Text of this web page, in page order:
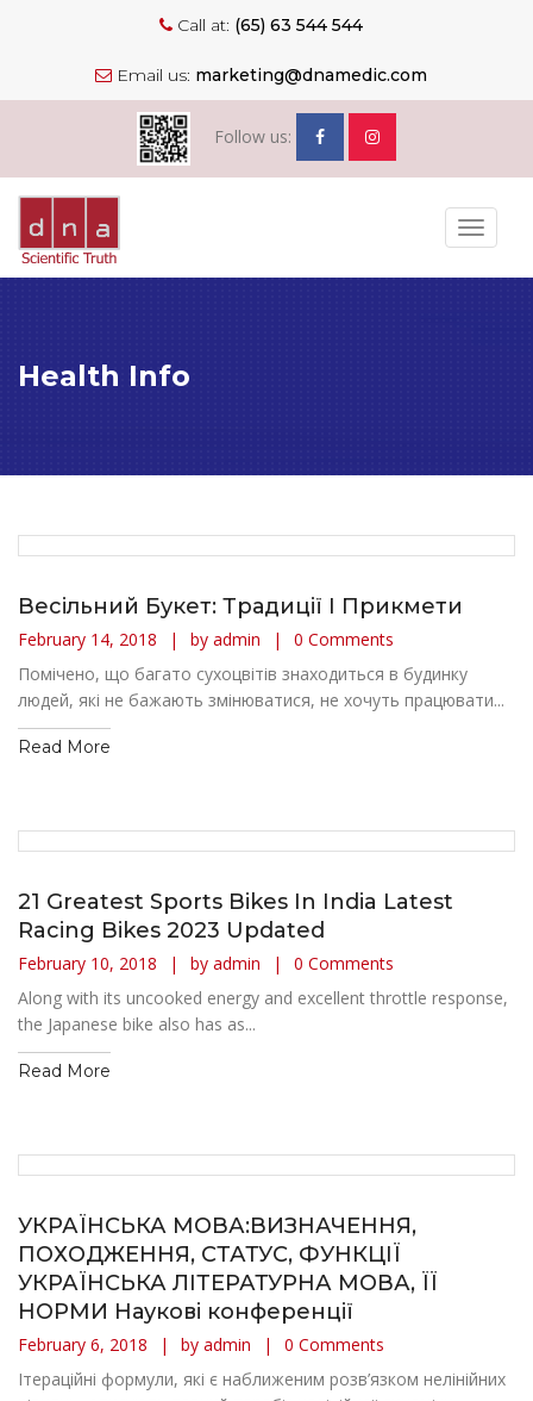
Call at: (65) 63 544 544
Email us: marketing@dnamedic.com
Follow us:
Toggle
Health Info
Весільний Букет: Традиції І Прикмети
February 14, 2018 by admin
0 Comments
Помічено, що багато сухоцвітів знаходиться в будинку
людей, які не бажають змінюватися, не хочуть працювати...
Read More
21 Greatest Sports Bikes In India Latest
Racing Bikes 2023 Updated
February 10, 2018 by admin
0 Comments
Along with its uncooked energy and excellent throttle response,
the Japanese bike also has as...
Read More
УКРАЇНСЬКА МОВА:ВИЗНАЧЕННЯ,
ПОХОДЖЕННЯ, СТАТУС, ФУНКЦІЇ
УКРАЇНСЬКА ЛІТЕРАТУРНА МОВА, ЇЇ
НОРМИ Наукові конференції
February 6, 2018 by admin
0 Comments
Ітераційні формули, які є наближеним розв’язком нелінійних